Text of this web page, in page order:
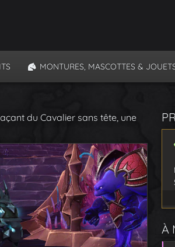
MONTURES, MASCOTTES &
du Cavalier sans tête, une
À